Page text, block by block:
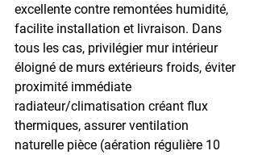
excellente contre remontées humidité,
facilite installation et livraison. Dans
tous les cas, privilégier mur intérieur
éloigné de murs extérieurs froids, éviter
proximité immédiate
radiateur/climatisation créant flux
thermiques, assurer ventilation
naturelle pièce (aération régulière 10